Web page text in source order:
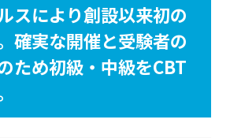
スにより創設以来初の
確実な開催と受験者の
ため初級・中級をCBT